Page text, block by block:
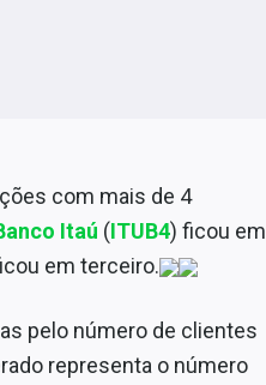
com mais de 4
Itaú (ITUB4) ficou em
em terceiro.
pelo número de clientes
representa o número